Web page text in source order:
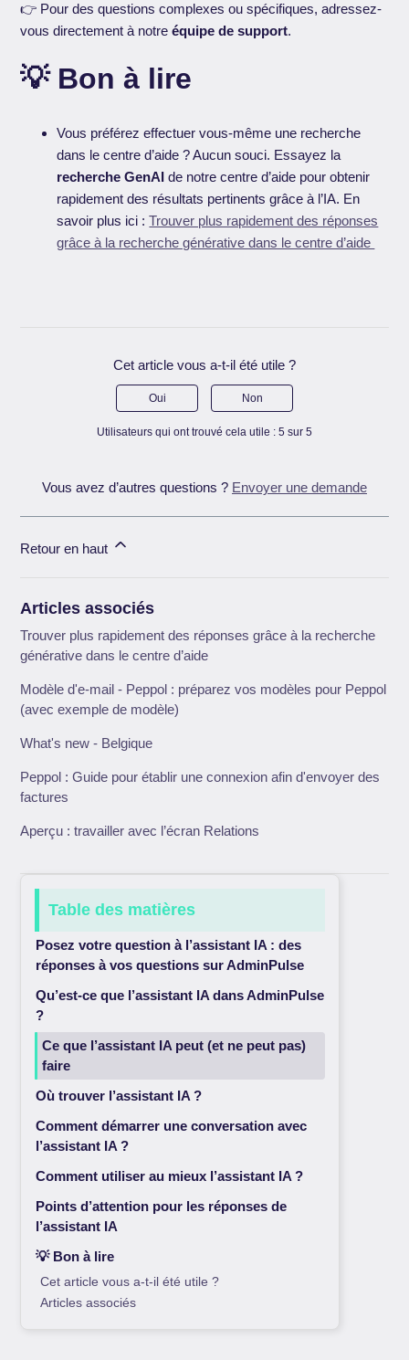
👉 Pour des questions complexes ou spécifiques, adressez-
vous directement à notreéquipe de support.
💡 Bon à lire
Vous préférez effectuer vous-même une recherche
dans le centre d’aide ? Aucun souci. Essayez la
recherche GenAI de notre centre d’aide pour obtenir
rapidement des résultats pertinents grâce à l’IA. En
savoir plus ici :Trouver plus rapidement des réponses
grâce à la recherche générative dans le centre d’aide
Cet article vous a-t-il été utile ?
Oui Non
Utilisateurs qui ont trouvé cela utile : 5 sur 5
Vous avez d’autres questions ? Envoyer une demande
Retour en haut
Articles associés
Trouver plus rapidement des réponses grâce à la recherche
générative dans le centre d’aide
Modèle d'e-mail - Peppol : préparez vos modèles pour Peppol
(avec exemple de modèle)
What's new - Belgique
Peppol : Guide pour établir une connexion afin d'envoyer des
factures
Aperçu : travailler avec l’écran Relations
Table des matières
Posez votre question à l’assistant IA : des
réponses à vos questions sur AdminPulse
Qu’est-ce que l’assistant IA dans AdminPulse
?
Ce que l’assistant IA peut (et ne peut pas)
faire
Où trouver l’assistant IA ?
Comment démarrer une conversation avec
l’assistant IA ?
Comment utiliser au mieux l’assistant IA ?
Points d’attention pour les réponses de
l’assistant IA
💡 Bon à lire
Cet article vous a-t-il été utile ?
Articles associés